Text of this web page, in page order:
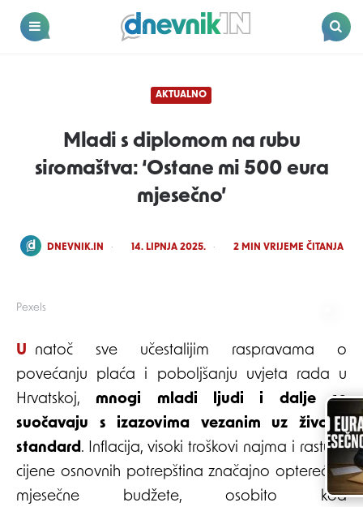
Dnevnik.in
Pexels
AKTUALNO
Mladi s diplomom na rubu
siromaštva: ‘Ostane mi 500 eura
mjesečno’
POSTED
DNEVNIK.IN 14. LIPNJA 2025. 2MIN VRIJEME ČITANJA
Unatoč sve učestalijim raspravama o
povećanju plaća i poboljšanju uvjeta rada u
Hrvatskoj, mnogi mladi ljudi i dalje se
suočavaju s izazovima vezanim uz životni
standard. Inflacija, visoki troškovi najma i rastuće
cijene osnovnih potrepština značajno opterećuju
mjesečne budžete, osobito kod